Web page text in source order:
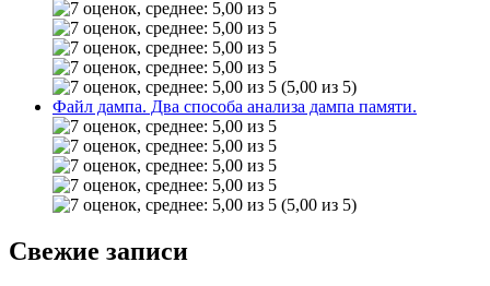
(5,00 из 5)
Файл дампа. Два способа анализа дампа памяти.
(5,00 из 5)
Свежие записи